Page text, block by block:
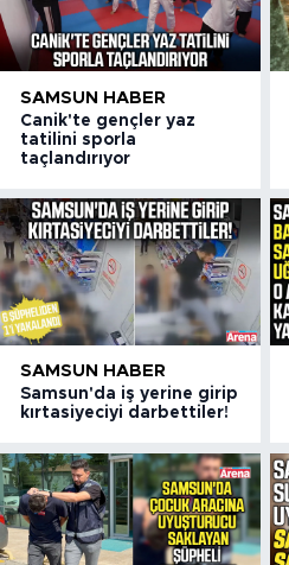
SAMSUN HABER
Canik'te gençler yaz
tatilini sporla
taçlandırıyor
SAMSUN HABER
Samsun'da iş yerine girip
kırtasiyeciyi darbettiler!